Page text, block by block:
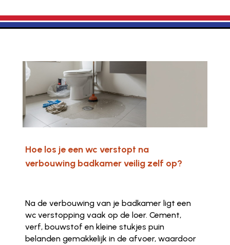
Hoe los je een wc verstopt na
verbouwing badkamer veilig zelf op?
Na de verbouwing van je badkamer ligt een
wc verstopping vaak op de loer. Cement,
verf, bouwstof en kleine stukjes puin
belanden gemakkelijk in de afvoer, waardoor